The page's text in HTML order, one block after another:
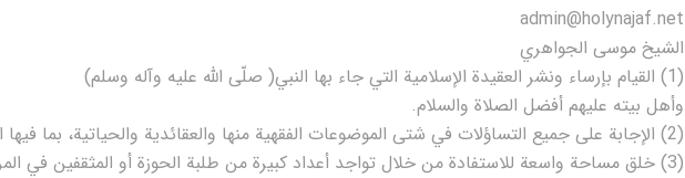
admin@holynajaf.net
الشيخ موسى الجواهري
(1) القيام بإرساء ونشر العقيدة الإسلامية التي جاء بها النبي( صلّى الله عليه وآله وسلم)
وأهل بيته عليهم أفضل الصلاة والسلام.
(2) الإجابة على جميع التساؤلات في شتى الموضوعات الفقهية منها والعقائدية والحياتية، بما فيها السياسية والاجتماعية.
(3) خلق مساحة واسعة للاستفادة من خلال تواجد أعداد كبيرة من طلبة الحوزة أو المثقفين في المركز، أو من خلال الاتصال عبر شبكتنا وموقعنا.